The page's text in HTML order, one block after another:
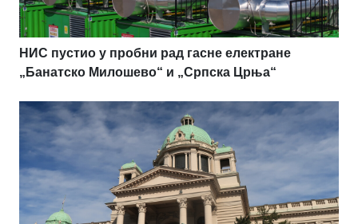
НИС пустио у пробни рад гасне електране
„Банатско Милошево“ и „Српска Црња“